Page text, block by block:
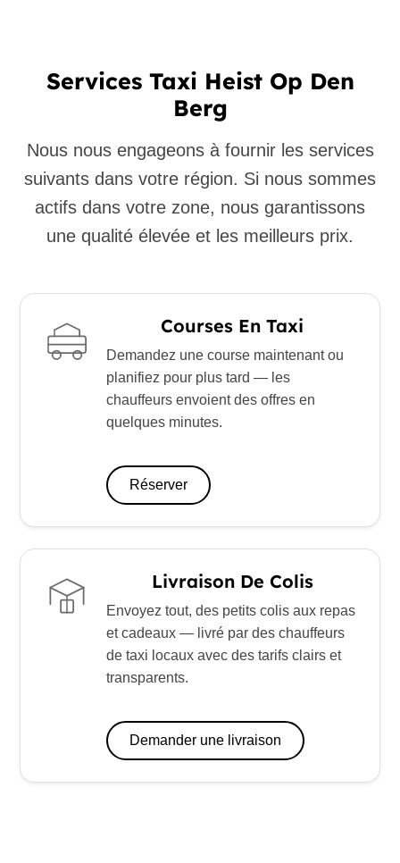
Services Taxi Heist Op Den
Berg
Nous nous engageons à fournir les services
suivants dans votre région. Si nous sommes
actifs dans votre zone, nous garantissons
une qualité élevée et les meilleurs prix.
Courses En Taxi
Demandez une course maintenant ou
planifiez pour plus tard — les
chauffeurs envoient des offres en
quelques minutes.
Réserver
Livraison De Colis
Envoyez tout, des petits colis aux repas
et cadeaux — livré par des chauffeurs
de taxi locaux avec des tarifs clairs et
transparents.
Demander une livraison